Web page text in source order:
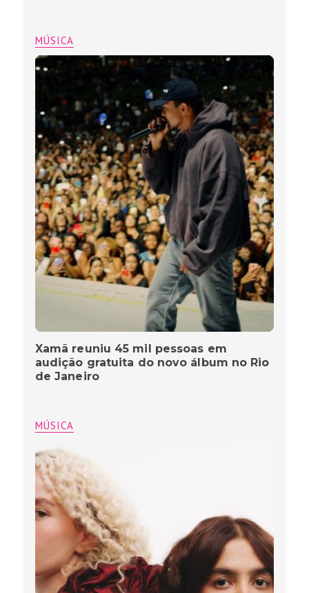
MÚSICA
Xamã reuniu 45 mil pessoas em
audição gratuita do novo álbum no Rio
de Janeiro
MÚSICA